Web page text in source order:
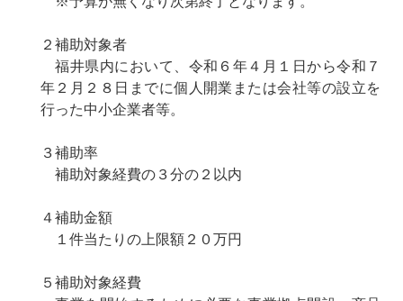
２補助対象者
福井県内において、令和６年４月１日から令和７
年２月２８日までに個人開業または会社等の設立を
行った中小企業者等。
３補助率
補助対象経費の３分の２以内
４補助金額
１件当たりの上限額２０万円
５補助対象経費